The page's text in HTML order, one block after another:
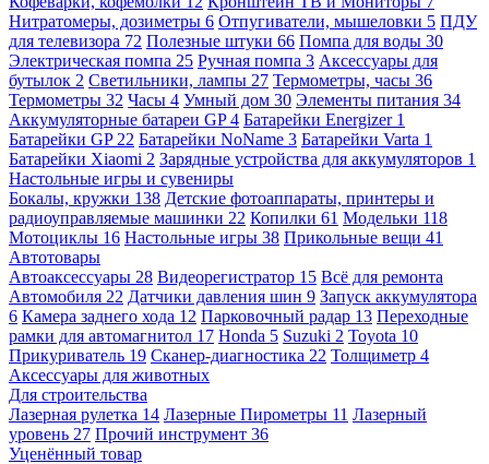
Нитратомеры, дозиметры 6 Отпугиватели, мышеловки 5 ПДУ
для телевизора 72 Полезные штуки 66 Помпа для воды 30
Электрическая помпа 25 Ручная помпа 3 Аксессуары для
бутылок 2 Светильники, лампы 27 Термометры, часы 36
Термометры 32 Часы 4 Умный дом 30 Элементы питания 34
Аккумуляторные батареи GP4 Батарейки Energizer 1
Батарейки GP 22 Батарейки NoName 3 Батарейки Varta 1
Батарейки Xiaomi 2 Зарядные устройства для аккумуляторов 1
Настольные игры и сувениры
Бокалы, кружки 138 Детские фотоаппараты, принтеры и
радиоуправляемые машинки 22 Копилки 61 Модельки 118
Мотоциклы 16 Настольные игры 38 Прикольные вещи 41
Автотовары
Автоаксессуары 28 Видеорегистратор 15 Всё для ремонта
Автомобиля 22 Датчики давления шин 9 Запуск аккумулятора
6 Камера заднего хода 12 Парковочный радар 13 Переходные
рамки для автомагнитол 17 Honda 5 Suzuki 2 Toyota 10
Прикуриватель 19 Сканер-диагностика 22 Толщиметр 4
Аксессуары для животных
Для строительства
Лазерная рулетка 14 Лазерные Пирометры 11 Лазерный
уровень 27 Прочий инструмент 36
Уценённый товар